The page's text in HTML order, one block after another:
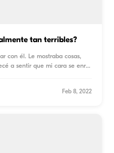
tan terribles?
con él. Le mostraba cosas,
a sentir que mi cara se enr...
Feb 8, 2022